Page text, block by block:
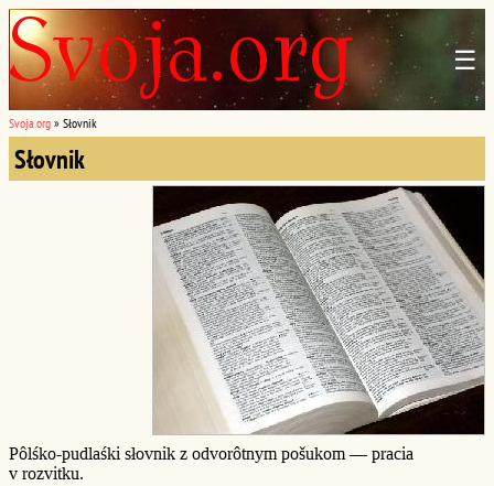
☰
Svoja.org » Słovnik
Słovnik
Pôlśko-pudlaśki słovnik z odvorôtnym pošukom — pracia
v rozvitku.